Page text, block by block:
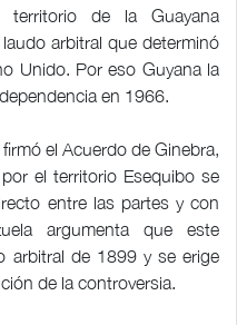
territorio de la Guayana
arbitral que determinó
Unido. Por eso Guyana la
en 1966.
el Acuerdo de Ginebra,
el territorio Esequibo se
entre las partes y con
argumenta que este
arbitral de 1899 y se erige
de la controversia.